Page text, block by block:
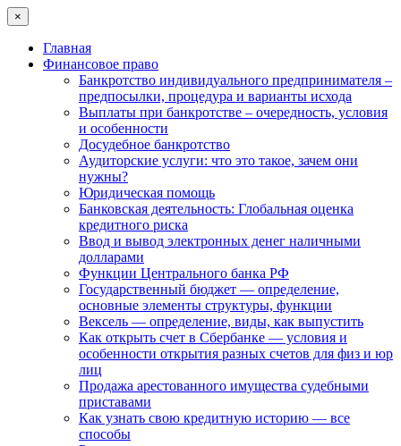
×
Главная
Финансовое право
Банкротство индивидуального предпринимателя –
предпосылки, процедура и варианты исхода
Выплаты при банкротстве – очередность, условия
и особенности
Досудебное банкротство
Аудиторские услуги: что это такое, зачем они
нужны?
Юридическая помощь
Банковская деятельность: Глобальная оценка
кредитного риска
Ввод и вывод электронных денег наличными
долларами
Функции Центрального банка РФ
Государственный бюджет — определение,
основные элементы структуры, функции
Вексель — определение, виды, как выпустить
Как открыть счет в Сбербанке — условия и
особенности открытия разных счетов для физ и юр
лиц
Продажа арестованного имущества судебными
приставами
Как узнать свою кредитную историю — все
способы